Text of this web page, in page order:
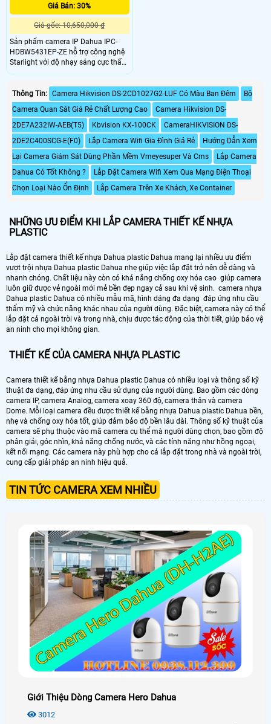
Giá Bán: 30%
Giá gốc: 10,650,000 ₫
Sản phẩm camera IP Dahua IPC-
HDBW5431EP-ZE hỗ trợ công nghệ
Starlight với độ nhạy sáng cực thấp,
giúp quan sát ban đêm có màu
các tính năng thông minh: nhận
dạng khuôn mặt, phát hiện xâm
nhập, thay đổi hiện trường, hàng rào
ảo. . Hỗ trợ xem hình bằng nhiều
công cụ: Web, phần mềm CMS
(DSS/PSS) và DMSS
Thông Tin: Camera Hikvision DS-2CD1027G2-LUF Có Màu Ban Đêm
Bộ
Camera Quan Sát Giá Rẻ Chất Lượng Cao
Camera Hikvision DS-
2DE7A232IW-AEB(T5)
Kbvision KX-100CK
CameraHIKVISION DS-
2DE2C400SCG-E(F0)
Lắp Camera Wifi Gia Đình Giá Rẻ
Hướng Dẫn Xem
Lại Camera Giám Sát Dùng Phần Mềm Vmeyesuper Và Cms
Lắp Camera
Dahua Có Tốt Không ?
Lắp Đặt Camera Wifi Xem Qua Mạng Điện Thoại
Chọn Loại Nào Ổn Định
Lắp Camera Trên Xe Khách, Xe Container
NHỮNG ƯU ĐIỂM KHI LẮP CAMERA THIẾT KẾ NHỰA
PLASTIC
Lắp đặt camera thiết kế nhựa Dahua plastic Dahua mang lại nhiều ưu điểm
vượt trội nhựa Dahua plastic Dahua nhẹ giúp việc lắp đặt trở nên dễ dàng và
nhanh chóng. Chất liệu này còn có khả năng chống oxy hóa cao giúp camera
luôn giữ được vẻ ngoài mới mẻ bền đẹp ngay cả sau khi vệ sinh. camera nhựa
Dahua plastic Dahua có nhiều mẫu mã, hình dáng đa dạng đáp ứng nhu cầu
thẩm mỹ và chức năng khác nhau của người dùng. Đặc biệt, camera này có thể
lắp đặt cả ngoài trời và trong nhà, chịu được tác động của thời tiết, giúp bảo vệ
an ninh cho mọi không gian.
THIẾT KẾ CỦA CAMERA NHỰA PLASTIC
Camera thiết kế bằng nhựa Dahua plastic Dahua có nhiều loại và thông số kỹ
thuật đa dạng, đáp ứng nhu cầu sử dụng của người dùng. Bao gồm các dòng
camera IP, camera Analog, camera xoay 360 độ, camera thân và camera
Dome. Mỗi loại camera đều được thiết kế bằng nhựa Dahua plastic Dahua bền,
nhẹ và chống oxy hóa tốt, giúp đảm bảo độ bền lâu dài. Thông số kỹ thuật của
camera sẽ phụ thuộc vào mã camera cụ thể mà người dùng chọn, bao gồm độ
phân giải, góc nhìn, khả năng chống nước, và các tính năng như hồng ngoại,
kết nối mạng. Các camera này phù hợp cho cả lắp đặt trong nhà và ngoài trời,
cung cấp giải pháp an ninh hiệu quả.
TIN TỨC CAMERA XEM NHIỀU
Giới Thiệu Dòng Camera Hero Dahua
3012